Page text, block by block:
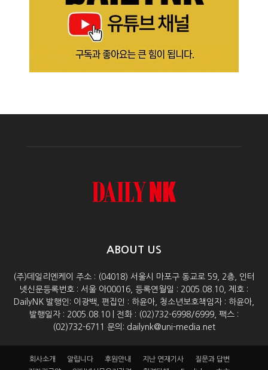
ABOUT US
(주)데일리엔케이 주소 : (04018) 서울시 마포구 동교로 59, 2층, 인터
넷신문등록번호 : 서울 아00016, 등록연월일 : 2005.08.10, 제호 :
DailyNK 발행인: 이광백, 편집인 : 하윤아, 청소년보호책임자 : 하윤아,
발행일자 : 2005.08.10 | 전화 : (02)732-6998/6999, 팩스 :
(02)732-6711 문의: dailynk@uni-media.net
회사소개 알립니다 후원안내 지난 연재기사
질문과 답변